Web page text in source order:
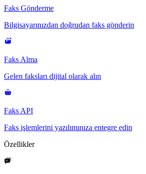
Faks Gönderme
Bilgisayarınızdan doğrudan faks gönderin
Faks Alma
Gelen faksları dijital olarak alın
Faks API
Faks işlemlerini yazılımınıza entegre edin
Özellikler